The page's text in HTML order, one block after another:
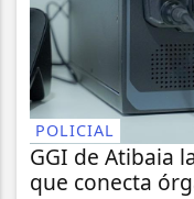
POLICIAL
GGI de Atibaia
que conecta